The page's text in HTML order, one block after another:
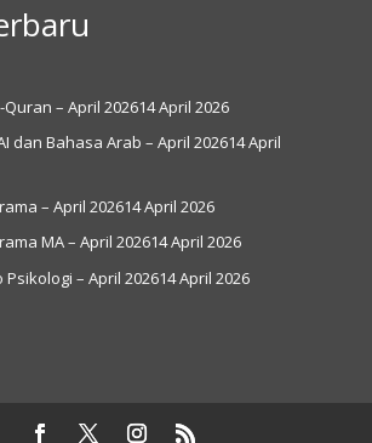
– April 202614 April 2026
dan Bahasa Arab – April 202614 April
– April 202614 April 2026
MA – April 202614 April 2026
Psikologi – April 202614 April 2026